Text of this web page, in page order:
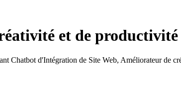
et de productivité
Chatbot d'Intégration de Site Web, Améliorateur de